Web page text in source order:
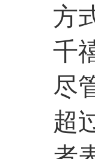
方
千
尽
超